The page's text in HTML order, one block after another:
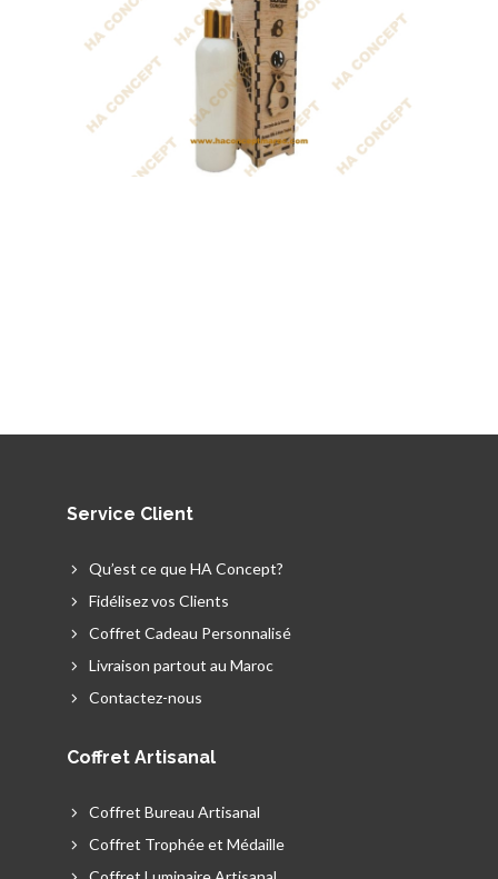
Tarbouche artisanal traditionnel à
Service Client
Qu’est ce que HA Concept?
Fidélisez vos Clients
Coffret Cadeau Personnalisé
Livraison partout au Maroc
Contactez-nous
Coffret Artisanal
Coffret Bureau Artisanal
Coffret Trophée et Médaille